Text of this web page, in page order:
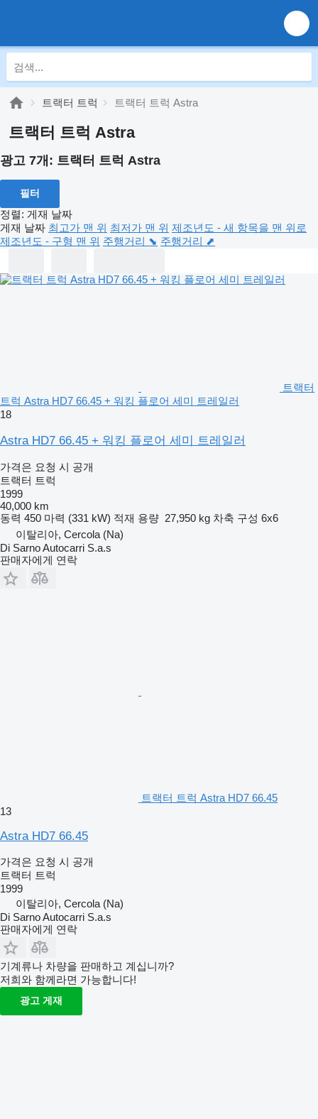
트랙터 트럭 트랙터 트럭 Astra
트랙터 트럭 Astra
광고 7개: 트랙터 트럭 Astra
필터
정렬: 게재 날짜
게재 날짜 최고가 맨 위 최저가 맨 위 제조년도 - 새 항목을 맨 위로
제조년도 - 구형 맨 위 주행거리 ⬊ 주행거리 ⬈
트랙터
트럭 Astra HD7 66.45 + 워킹 플로어 세미 트레일러
18
Astra HD7 66.45 + 워킹 플로어 세미 트레일러
가격은 요청 시 공개
트랙터 트럭
1999
40,000 km
동력 450 마력 (331 kW) 적재 용량 27,950 kg 차축 구성 6x6
이탈리아, Cercola (Na)
Di Sarno Autocarri S.a.s
판매자에게 연락
트랙터 트럭 Astra HD7 66.45
13
Astra HD7 66.45
가격은 요청 시 공개
트랙터 트럭
1999
이탈리아, Cercola (Na)
Di Sarno Autocarri S.a.s
판매자에게 연락
기계류나 차량을 판매하고 계십니까?
저희와 함께라면 가능합니다!
광고 게재